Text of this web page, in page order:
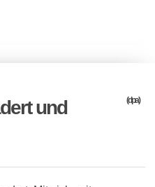
und
(dpa)